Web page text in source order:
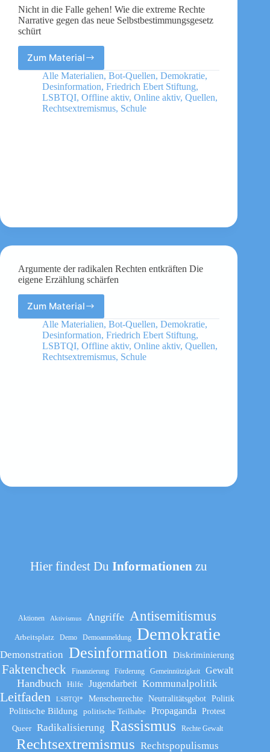
Nicht in die Falle gehen! Wie die extreme Rechte
Narrative gegen das neue Selbstbestimmungsgesetz
schürt
Zum Material
Nicht
in
die
Falle
gehen!
Alle Materialien, Bot-Quellen, Demokratie,
Desinformation, Friedrich Ebert Stiftung,
LSBTQI, Offline aktiv, Online aktiv, Quellen,
Rechtsextremismus, Schule
Argumente der radikalen Rechten entkräften Die
eigene Erzählung schärfen
Zum Material
Argumente
der
radikalen
Rechten
entkräften
Alle Materialien, Bot-Quellen, Demokratie,
Desinformation, Friedrich Ebert Stiftung,
LSBTQI, Offline aktiv, Online aktiv, Quellen,
Rechtsextremismus, Schule
Hier findest DuInformationenzu
Aktionen Aktivismus Angriffe Antisemitismus
Arbeitsplatz Demo Demoanmeldung Demokratie
Demonstration Desinformation Diskriminierung
Faktencheck Finanzierung Förderung Gemeinnützigkeit Gewalt
Handbuch Hilfe Jugendarbeit Kommunalpolitik
Leitfaden LSBTQI* Menschenrechte Neutralitätsgebot Politik
Politische Bildung politische Teilhabe Propaganda
Protest
Queer
Radikalisierung Rassismus Rechte Gewalt
Rechtsextremismus Rechtspopulismus